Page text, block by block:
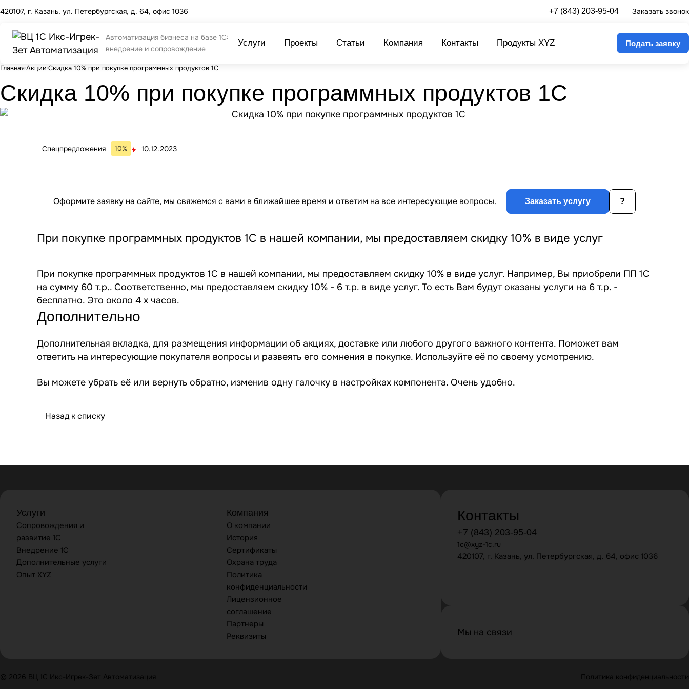
420107, г. Казань, ул. Петербургская, д. 64, офис 1036 +7 (843) 203-95-04 Заказать звонок
Автоматизация бизнеса на базе 1С:
внедрение и сопровождение
Услуги Проекты Статьи Компания Контакты Продукты XYZ Подать заявку
Главная Акции Скидка 10% при покупке программных продуктов 1С
Скидка 10% при покупке программных продуктов 1С
Спецпредложения 10% 10.12.2023
Оформите заявку на сайте, мы свяжемся с вами в ближайшее время и ответим на все интересующие вопросы. Заказать услугу ?
При покупке программных продуктов 1С в нашей компании, мы предоставляем скидку 10% в виде услуг
При покупке программных продуктов 1С в нашей компании, мы предоставляем скидку 10% в виде услуг. Например, Вы приобрели ПП 1С
на сумму 60 т.р.. Соответственно, мы предоставляем скидку 10% - 6 т.р. в виде услуг. То есть Вам будут оказаны услуги на 6 т.р. -
бесплатно. Это около 4 х часов.
Дополнительно
Дополнительная вкладка, для размещения информации об акциях, доставке или любого другого важного контента. Поможет вам
ответить на интересующие покупателя вопросы и развеять его сомнения в покупке. Используйте её по своему усмотрению.
Вы можете убрать её или вернуть обратно, изменив одну галочку в настройках компонента. Очень удобно.
Назад к списку
Услуги
Сопровождения и
развитие 1С
Внедрение 1С
Дополнительные услуги
Опыт XYZ
Компания
О компании
История
Сертификаты
Охрана труда
Политика
конфиденциальности
Лицензионное
соглашение
Партнеры
Реквизиты
Контакты
+7 (843) 203-95-04
1c@xyz-1c.ru
420107, г. Казань, ул. Петербургская, д. 64, офис 1036
Мы на связи
© 2026 ВЦ 1С Икс-Игрек-Зет Автоматизация Политика конфиденциальности